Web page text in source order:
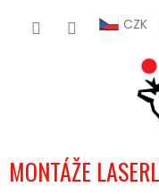
CZK
MONTÁŽE